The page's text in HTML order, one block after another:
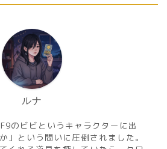
ルナ
のビビというキャラクターに出
」という問いに圧倒されました。